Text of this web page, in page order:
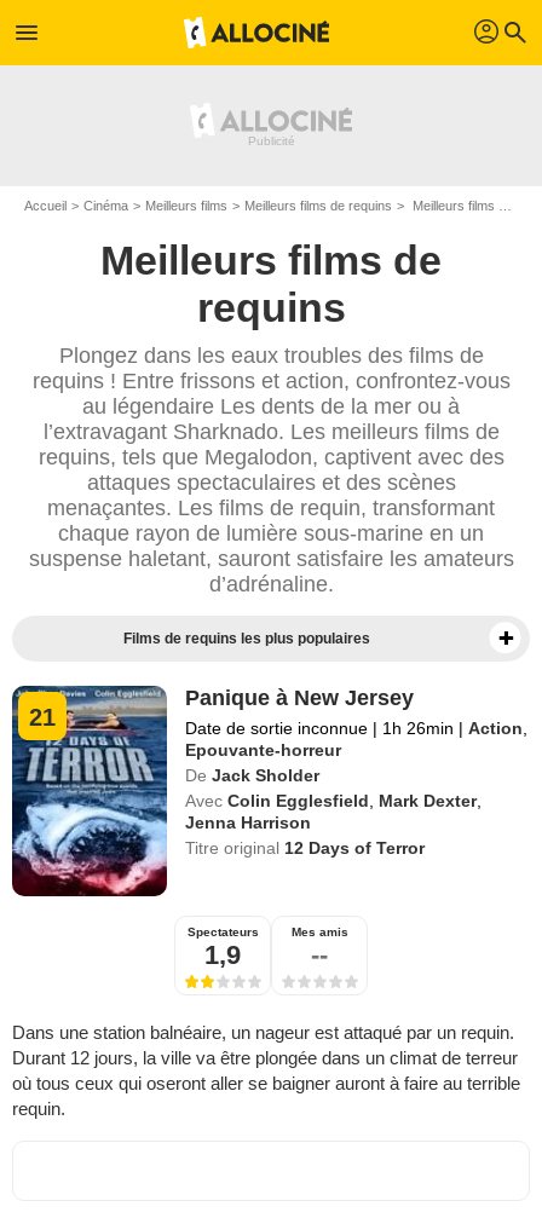
menu profil search
Accueil Cinéma Meilleurs films Meilleurs films de requins Meilleurs films avec des requins - Page 3
Meilleurs films de
requins
Plongez dans les eaux troubles des films de
requins ! Entre frissons et action, confrontez-vous
au légendaire Les dents de la mer ou à
l’extravagant Sharknado. Les meilleurs films de
requins, tels que Megalodon, captivent avec des
attaques spectaculaires et des scènes
menaçantes. Les films de requin, transformant
chaque rayon de lumière sous-marine en un
suspense haletant, sauront satisfaire les amateurs
d’adrénaline.
Films de requins les plus populaires
21
Panique à New Jersey
Date de sortie inconnue | 1h 26min | Action
Epouvante-horreur
De Jack Sholder
Avec Colin Egglesfield Mark Dexter,
Jenna Harrison
Titre original 12 Days of Terror
Spectateurs
1,9
Mes amis
--
Dans une station balnéaire, un nageur est attaqué par un requin.
Durant 12 jours, la ville va être plongée dans un climat de terreur
où tous ceux qui oseront aller se baigner auront à faire au terrible
requin.